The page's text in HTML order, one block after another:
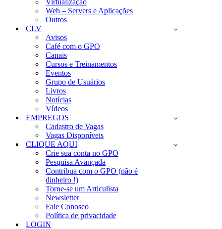
Virtualização
Web – Servers e Aplicações
Outros
CLV
Avisos
Café com o GPO
Canais
Cursos e Treinamentos
Eventos
Grupo de Usuários
Livros
Notícias
Vídeos
EMPREGOS
Cadastro de Vagas
Vagas Disponíveis
CLIQUE AQUI
Crie sua conta no GPO
Pesquisa Avançada
Contribua com o GPO (não é
dinheiro !)
Torne-se um Articulista
Newsletter
Fale Conosco
Política de privacidade
LOGIN